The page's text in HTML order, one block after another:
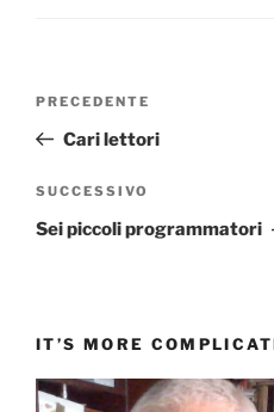
Articolo
precedente:
PRECEDENTE
Cari lettori
Articolo
successivo
SUCCESSIVO
Sei piccoli programmatori
IT’S MORE